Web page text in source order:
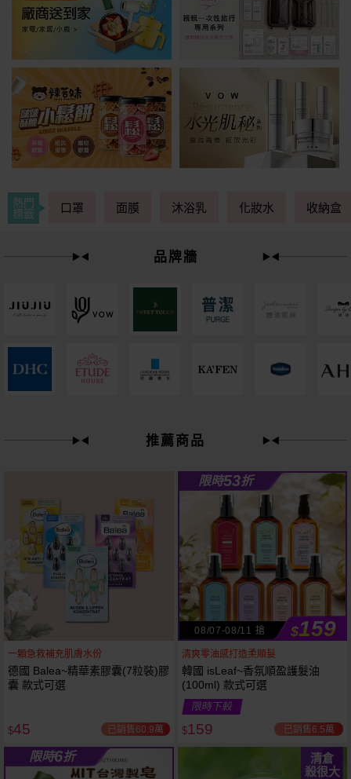
熱門
標籤
口罩 面膜 沐浴乳 化妝水 收納盒
品牌牆
推薦商品
一顆急救補充肌膚水份
德國 Balea~精華素膠囊(7粒裝)膠
囊 款式可選
$45 已銷售60.9萬
限時53折
08/07-08/11 搶 $159
清爽零油感打造柔順髮
韓國 isLeaf~香氛順盈護髮油
(100ml) 款式可選
限時下殺
$159 已銷售6.5萬
限時6折
清倉
殺很大